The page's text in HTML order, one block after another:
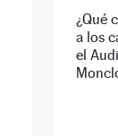
¿Qué
a los
el